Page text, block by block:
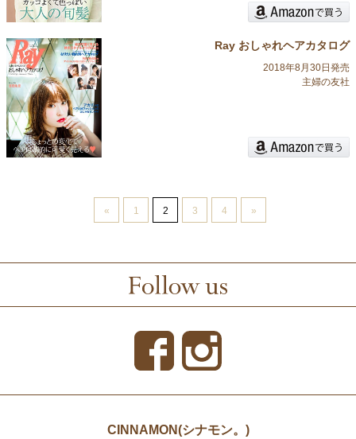
Ray おしゃれヘアカタログ
2018年8月30日発売
主婦の友社
« 1 2 3 4 »
CINNAMON(シナモン。)